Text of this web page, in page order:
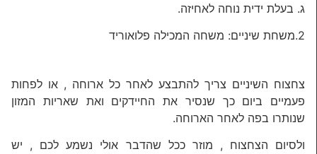
ג. בעלת ידית נוחה לאחיזה.
2.משחת שיניים: משחה המכילה פלואוריד
צחצוח השיניים צריך להתבצע לאחר כל ארוחה , או לפחות
פעמיים ביום כך שנסיר את החיידקים ואת שאריות המזון
שנותרו בפה לאחר הארוחה.
ולסיום הצחצוח , מוזר ככל שהדבר אולי נשמע לכם , יש